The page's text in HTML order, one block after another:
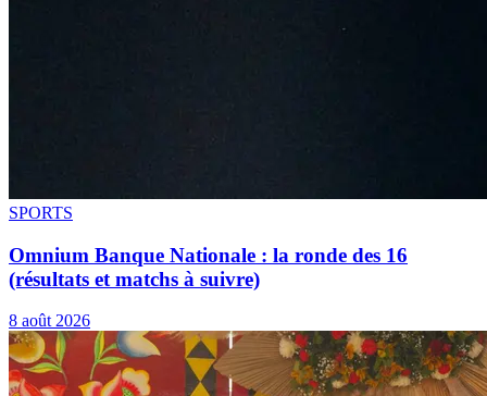
SPORTS
Omnium Banque Nationale : la ronde des 16
(résultats et matchs à suivre)
8 août 2026